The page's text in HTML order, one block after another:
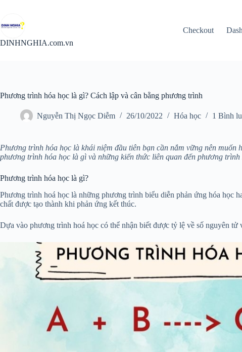
phần
nội
dung
DINHNGHIA.com.vn
Checkout
Phương trình hóa học là gì? Cách lập và cân bằng phương trình
Nguyễn Thị Ngọc Diễm 26/10/2022 Hóa học 1 Bình
Phương trình hóa học là khái niệm đầu tiên bạn cần nắm vững nên
phương trình hóa học là gì và những kiến thức liên quan đến phương trình
Phương trình hóa học là gì?
Phương trình hoá học là những phương trình biểu diễn phản ứng hóa học
chất được tạo thành khi phản ứng kết thúc.
Dựa vào phương trình hoá học có thể nhận biết được tỷ lệ về số nguyên tử